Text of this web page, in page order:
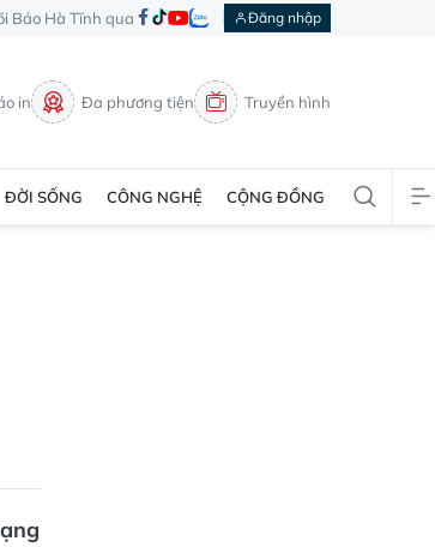
Báo Hà Tĩnh qua Đăng nhập
in Đa phương tiện Truyền hình
ĐỜI SỐNG CÔNG NGHỆ CỘNG ĐỒNG